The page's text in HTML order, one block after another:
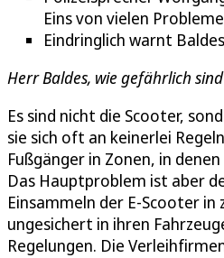
Eins von vielen
Eindringlich warnt
Herr Baldes, wie gefährlich
Es sind nicht die Scooter,
sie sich oft an keinerlei
Fußgänger in Zonen, in
Das Hauptproblem ist aber
Einsammeln der E-Scooter
ungesichert in ihren
Regelungen. Die